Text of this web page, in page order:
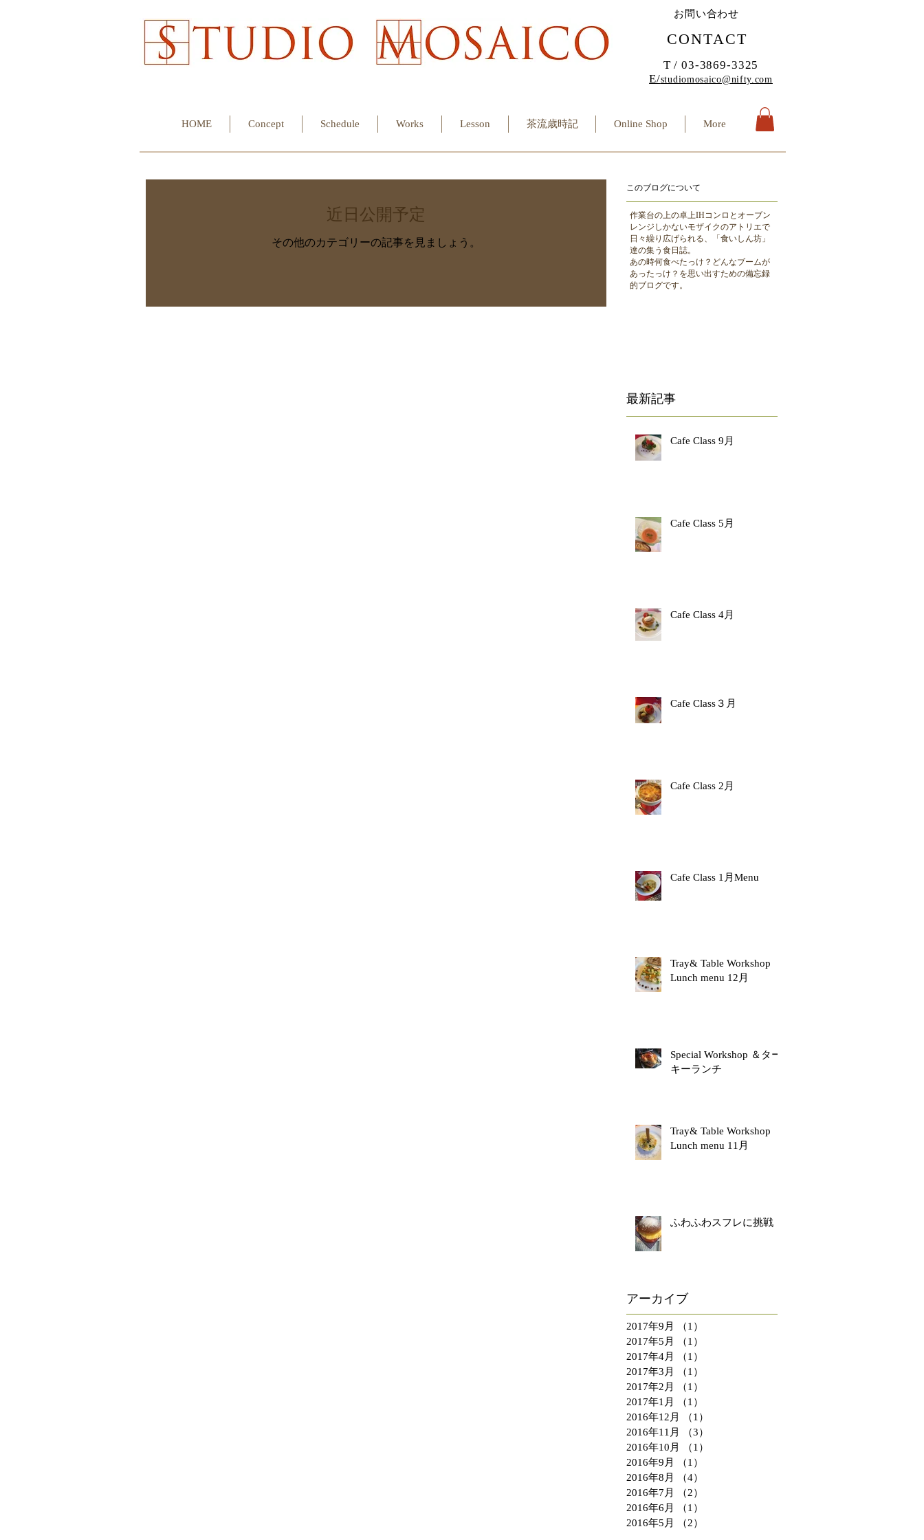
お問い合わせ
CONTACT
T / 03-3869-3325
E/studiomosaico@nifty.com
HOME Concept Schedule Works Lesson 茶流歳時記 Online Shop More
近日公開予定
その他のカテゴリーの記事を見ましょう。
このブログについて
作業台の上の卓上IHコンロとオーブン
レンジしかないモザイクのアトリエで
日々繰り広げられる、「食いしん坊」
達の集う食日誌。
​あの時何食べたっけ？どんなブームが
あったっけ？を思い出すための備忘録
的ブログです。
最新記事
Cafe Class 9月
Cafe Class 5月
Cafe Class 4月
Cafe Class３月
Cafe Class 2月
Cafe Class 1月Menu
Tray& Table Workshop
Lunch menu 12月
Special Workshop ＆ター
キーランチ
Tray& Table Workshop
Lunch menu 11月
ふわふわスフレに挑戦
アーカイブ
2017年9月 （1）
2017年5月
（1）
2017年4月
（1）
2017年3月
（1）
2017年2月
（1）
2017年1月
（1）
2016年12月
（1）
2016年11月
（3）
2016年10月
（1）
2016年9月
（1）
2016年8月
（4）
2016年7月
（2）
2016年6月
（1）
2016年5月
（2）